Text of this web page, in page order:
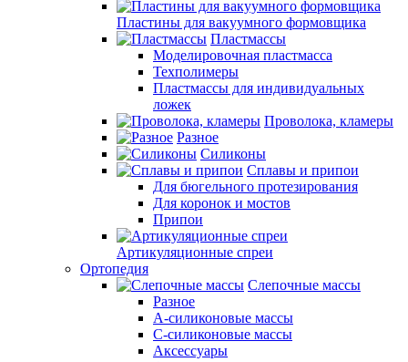
Пластины для вакуумного формовщика
Пластмассы
Моделировочная пластмасса
Техполимеры
Пластмассы для индивидуальных
ложек
Проволока, кламеры
Разное
Силиконы
Сплавы и припои
Для бюгельного протезирования
Для коронок и мостов
Припои
Артикуляционные спреи
Ортопедия
Слепочные массы
Разное
А-силиконовые массы
С-силиконовые массы
Аксессуары